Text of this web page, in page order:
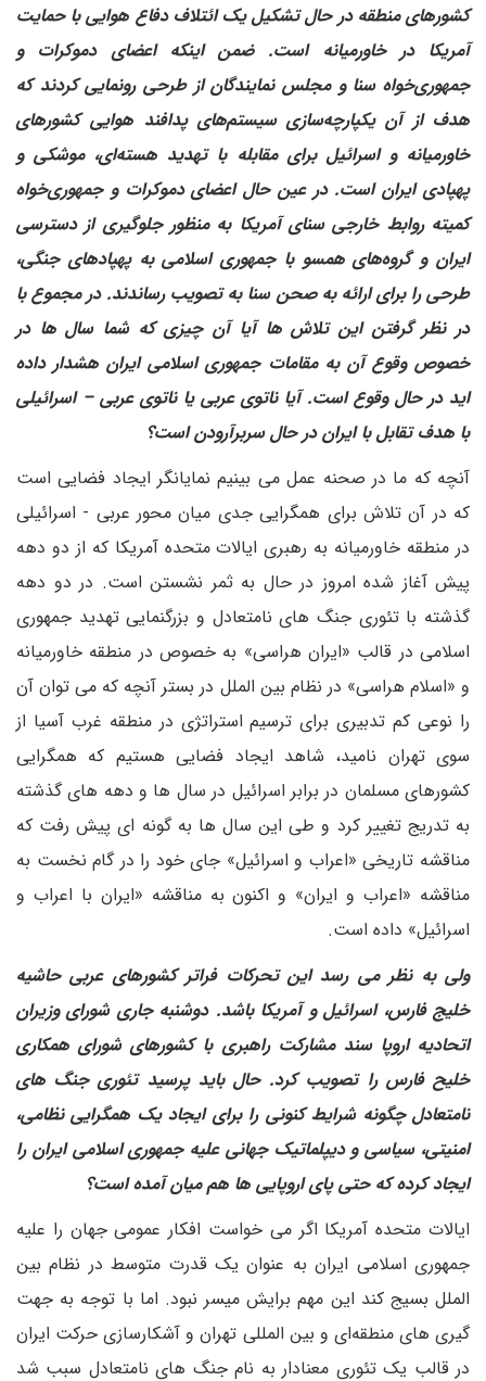
کشورهای منطقه در حال تشکیل یک ائتلاف دفاع هوایی با حمایت
آمریکا در خاورمیانه است. ضمن اینکه اعضای دموکرات و
جمهوری‌خواه سنا و مجلس نمایندگان از طرحی رونمایی کردند که
هدف از آن یکپارچه‌سازی سیستم‌های پدافند هوایی کشورهای
خاورمیانه و اسرائیل برای مقابله با تهدید هسته‌ای، موشکی و
پهپادی ایران است. در عین حال اعضای دموکرات و جمهوری‌خواه
کمیته روابط خارجی سنای آمریکا به منظور جلوگیری از دسترسی
ایران و گروه‌های همسو با جمهوری اسلامی به پهپادهای جنگی،
طرحی را برای ارائه به صحن سنا به تصویب رساندند. در مجموع با
در نظر گرفتن این تلاش ها آیا آن چیزی که شما سال ها در
خصوص وقوع آن به مقامات جمهوری اسلامی ایران هشدار داده
اید در حال وقوع است. آیا ناتوی عربی یا ناتوی عربی – اسرائیلی
با هدف تقابل با ایران در حال سربرآرودن است؟
آنچه که ما در صحنه عمل می بینیم نمایانگر ایجاد فضایی است
که در آن تلاش برای همگرایی جدی میان محور عربی - اسرائیلی
در منطقه خاورمیانه به رهبری ایالات متحده آمریکا که از دو دهه
پیش آغاز شده امروز در حال به ثمر نشستن است. در دو دهه
گذشته با تئوری جنگ های نامتعادل و بزرگنمایی تهدید جمهوری
اسلامی در قالب «ایران هراسی» به خصوص در منطقه خاورمیانه
و «اسلام هراسی» در نظام بین الملل در بستر آنچه که می توان آن
را نوعی کم تدبیری برای ترسیم استراتژی در منطقه غرب آسیا از
سوی تهران نامید، شاهد ایجاد فضایی هستیم که همگرایی
کشورهای مسلمان در برابر اسرائیل در سال ها و دهه های گذشته
به تدریج تغییر کرد و طی این سال ها به گونه ای پیش رفت که
مناقشه تاریخی «اعراب و اسرائیل» جای خود را در گام نخست به
مناقشه «اعراب و ایران» و اکنون به مناقشه «ایران با اعراب و
اسرائیل» داده است.
ولی به نظر می رسد این تحرکات فراتر کشورهای عربی حاشیه
خلیج فارس، اسرائیل و آمریکا باشد. دوشنبه جاری شورای وزیران
اتحادیه اروپا سند مشارکت راهبری با کشورهای شورای همکاری
خلیح فارس را تصویب کرد. حال باید پرسید تئوری جنگ های
نامتعادل چگونه شرایط کنونی را برای ایجاد یک همگرایی نظامی،
امنیتی، سیاسی و دیپلماتیک جهانی علیه جمهوری اسلامی ایران را
ایجاد کرده که حتی پای اروپایی ها هم میان آمده است؟
ایالات متحده آمریکا اگر می خواست افکار عمومی جهان را علیه
جمهوری اسلامی ایران به عنوان یک قدرت متوسط در نظام بین
الملل بسیج کند این مهم برایش میسر نبود. اما با توجه به جهت
گیری های منطقه‌ای و بین المللی تهران و آشکارسازی حرکت ایران
در قالب یک تئوری معنادار به نام جنگ های نامتعادل سبب شد